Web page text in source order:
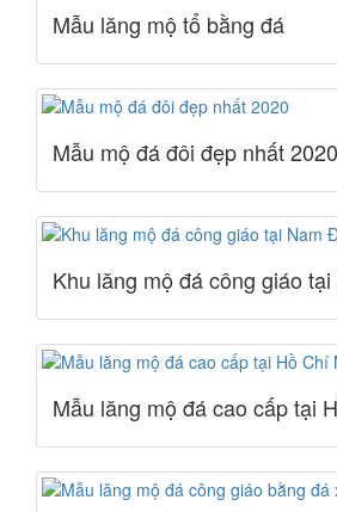
Mẫu lăng mộ tổ bằng đá
Mẫu mộ đá đôi đẹp nhất 2020
Khu lăng mộ đá công giáo
Mẫu lăng mộ đá cao cấp tại